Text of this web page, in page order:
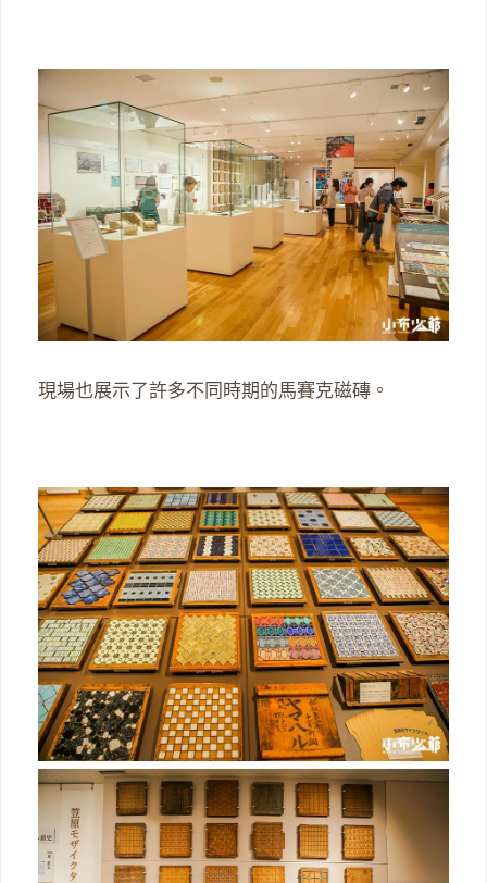
現場也展示了許多不同時期的馬賽克磁磚。